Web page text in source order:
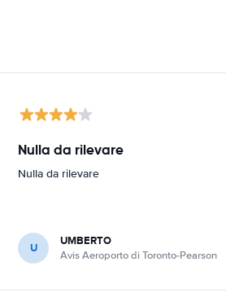
Nulla da rilevare
Nulla da rilevare
U UMBERTO
Avis Aeroporto di Toronto-Pearson